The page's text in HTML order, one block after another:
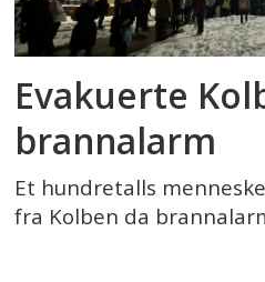
Evakuerte
brannalarm
Et hundretalls
fra Kolben da